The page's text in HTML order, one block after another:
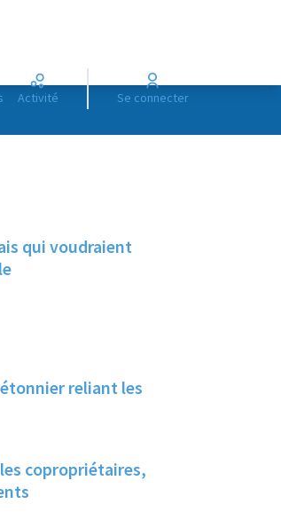
Activité Se connecter
qui voudraient
reliant les
copropriétaires,